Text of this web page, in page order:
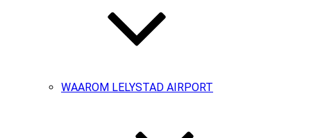
WAAROM LELYSTAD AIRPORT